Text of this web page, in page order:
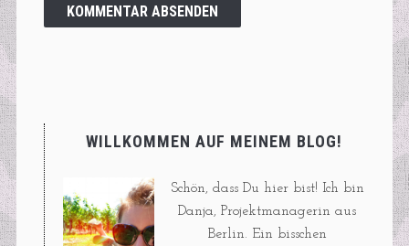
WILLKOMMEN AUF MEINEM BLOG!
Schön, dass Du hier bist! Ich bin
Danja, Projektmanagerin aus
Berlin. Ein bisschen